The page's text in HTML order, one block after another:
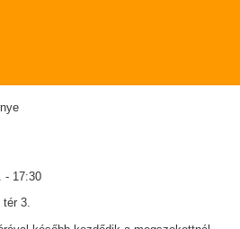
- 17:30
tér 3.